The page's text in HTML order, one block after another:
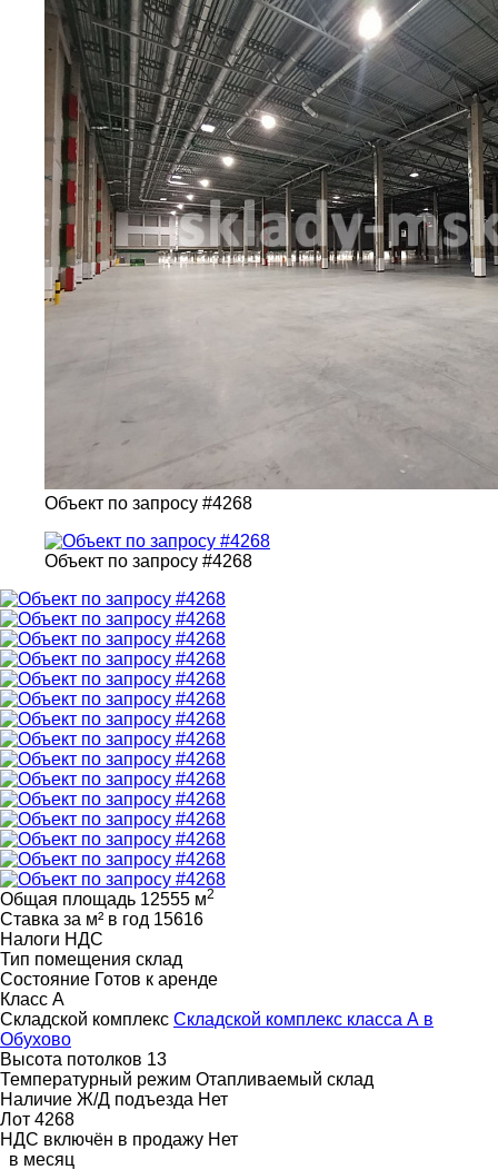
Объект по запросу #4268
Объект по запросу #4268
Общая площадь 12555 м2
Ставка за м² в год 15616
Налоги НДС
Тип помещения склад
Состояние Готов к аренде
Класс A
Складской комплекс Складской комплекс класса А в
Обухово
Высота потолков 13
Температурный режим Отапливаемый склад
Наличие Ж/Д подъезда Нет
Лот 4268
НДС включён в продажу Нет
в месяц